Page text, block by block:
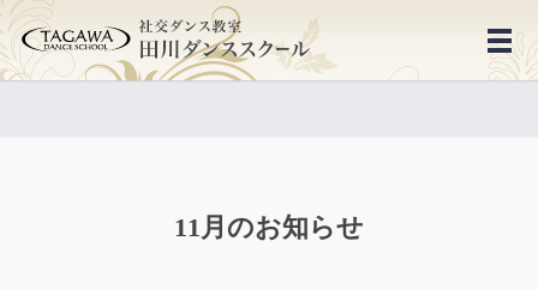
メ
11月のお知らせ